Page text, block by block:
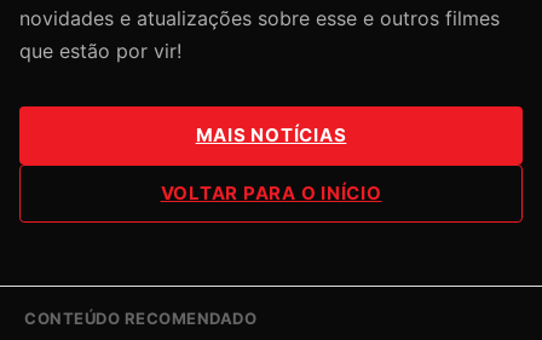
novidades e atualizações sobre esse e outros filmes
que estão por vir!
MAIS NOTÍCIAS
VOLTAR PARA O INÍCIO
CONTEÚDO RECOMENDADO